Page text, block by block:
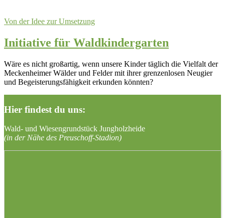
Von der Idee zur Umsetzung
Initiative für Waldkindergarten
Wäre es nicht großartig, wenn unsere Kinder täglich die Vielfalt der
Meckenheimer Wälder und Felder mit ihrer grenzenlosen Neugier
und Begeisterungsfähigkeit erkunden könnten?
Hier findest du uns:
Wald- und Wiesengrundstück Jungholzheide
(in der Nähe des Preuschoff-Stadion)